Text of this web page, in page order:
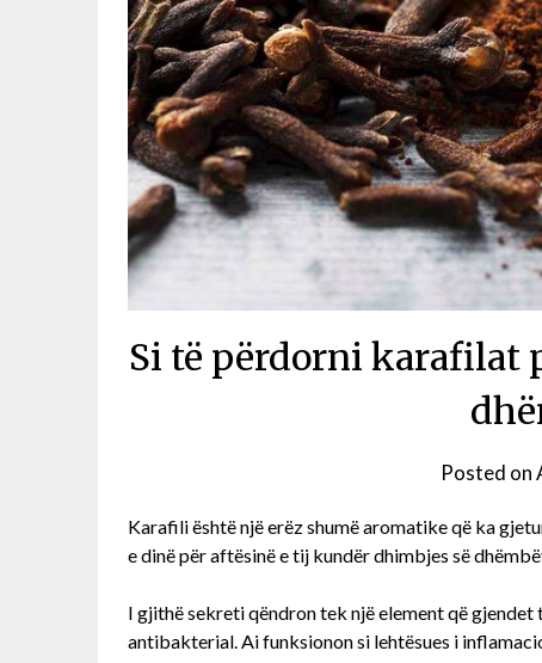
Si të përdorni karafilat
Posted on
Karafili është një erëz shumë aromatike që ka
e dinë për aftësinë e tij kundër dhimbjes së
I gjithë sekreti qëndron tek një element që
antibakterial. Ai funksionon si lehtësues i